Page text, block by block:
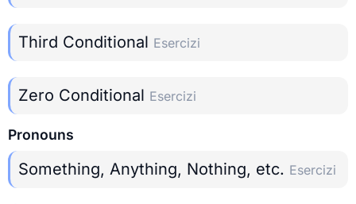
Third Conditional Esercizi
Zero Conditional Esercizi
Pronouns
Something, Anything, Nothing, etc. Esercizi